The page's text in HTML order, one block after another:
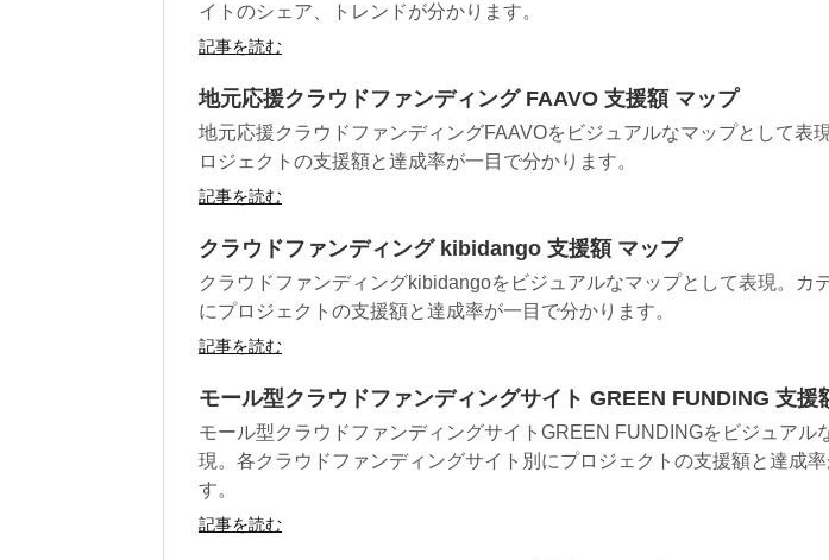
イトのシェア、トレンドが分かります。
記事を読む
地元応援クラウドファンディング FAAVO 支援額 マップ
地元応援クラウドファンディングFAAVOをビジュアルなマップとして表
ロジェクトの支援額と達成率が一目で分かります。
記事を読む
クラウドファンディング kibidango 支援額 マップ
クラウドファンディングkibidangoをビジュアルなマップとして表現。カ
にプロジェクトの支援額と達成率が一目で分かります。
記事を読む
モール型クラウドファンディングサイト GREEN FUNDING 支援
モール型クラウドファンディングサイトGREEN FUNDINGをビジュアル
現。各クラウドファンディングサイト別にプロジェクトの支援額と達成
す。
記事を読む